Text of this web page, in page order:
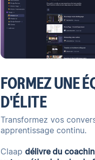
FORMEZ UNE
D'ÉLITE
Transformez vos
apprentissage continu.
Claap délivre du